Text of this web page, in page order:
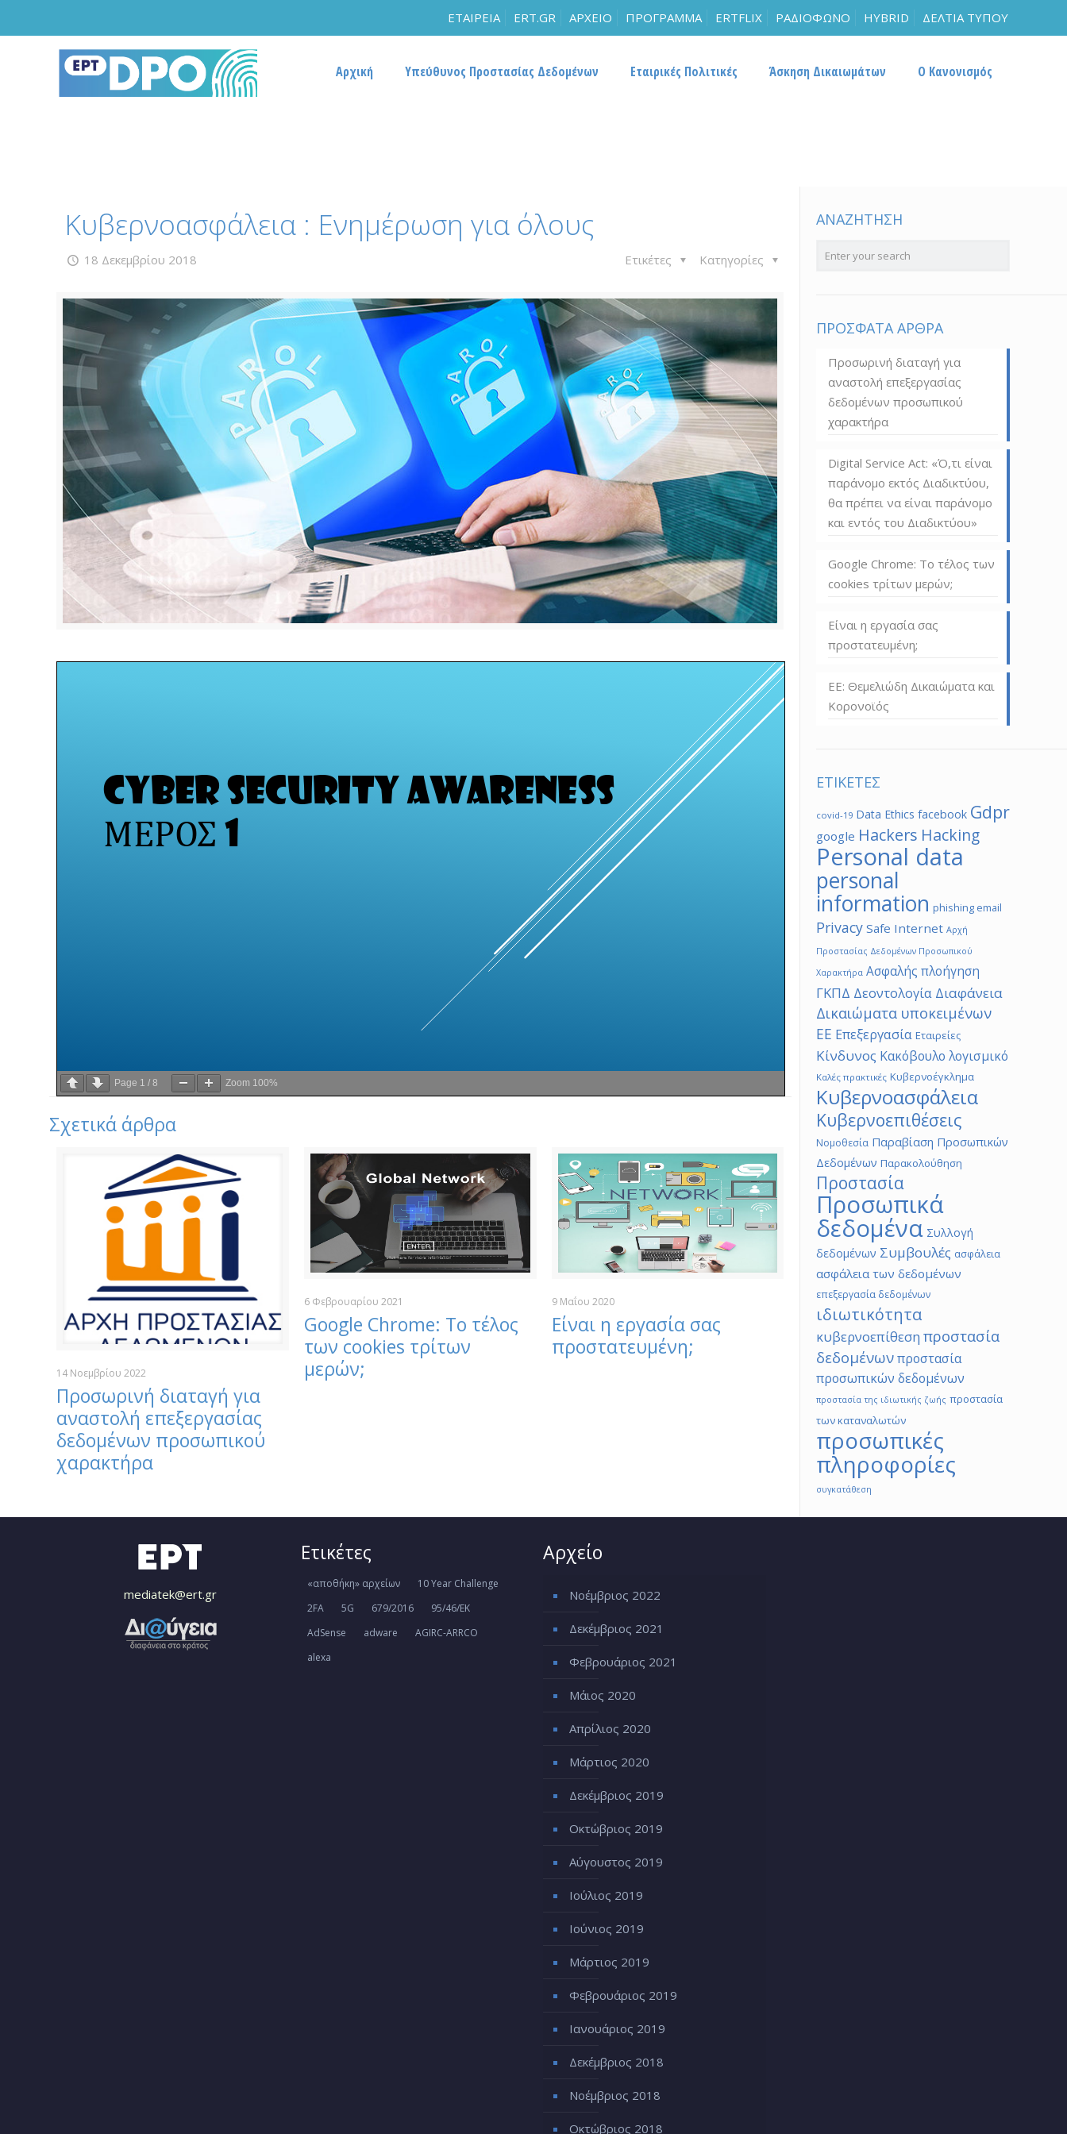
ΕΤΑΙΡΕΙΑ ERT.GR ΑΡΧΕΙΟ ΠΡΟΓΡΑΜΜΑ ERTFLIX ΡΑΔΙΟΦΩΝΟ HYBRID ΔΕΛΤΙΑ ΤΥΠΟΥ
Αρχική Υπεύθυνος Προστασίας Δεδομένων Εταιρικές Πολιτικές Άσκηση Δικαιωμάτων Ο Κανονισμός
Κυβερνοασφάλεια : Ενημέρωση για όλους
18 Δεκεμβρίου 2018 Κατηγορίες
Ετικέτες
Page 1 /8 Zoom 100%
Σχετικά άρθρα
14 Νοεμβρίου 2022
Προσωρινή διαταγή για
αναστολή επεξεργασίας
δεδομένων προσωπικού
χαρακτήρα
6 Φεβρουαρίου 2021
Google Chrome: Το τέλος
των cookies τρίτων
μερών;
9 Μαΐου 2020
Είναι η εργασία σας
προστατευμένη;
ΑΝΑΖΗΤΗΣΗ
ΠΡΟΣΦΑΤΑ ΑΡΘΡΑ
Προσωρινή διαταγή για
αναστολή επεξεργασίας
δεδομένων προσωπικού
χαρακτήρα
Digital Service Act: «Ό,τι είναι
παράνομο εκτός Διαδικτύου,
θα πρέπει να είναι παράνομο
και εντός του Διαδικτύου»
Google Chrome: Το τέλος των
cookies τρίτων μερών;
Είναι η εργασία σας
προστατευμένη;
ΕΕ: Θεμελιώδη Δικαιώματα και
Κορονοϊός
ΕΤΙΚΕΤΕΣ
covid-19 Data Ethics facebook Gdpr
google Hackers Hacking
Personal data
personal
information phishing email
Privacy Safe Internet Αρχή
Προστασίας Δεδομένων Προσωπικού
Χαρακτήρα Ασφαλής πλοήγηση
ΓΚΠΔ Δεοντολογία Διαφάνεια
Δικαιώματα υποκειμένων
ΕΕ Επεξεργασία Εταιρείες
Κίνδυνος Κακόβουλο λογισμικό
Καλές πρακτικές Κυβερνοέγκλημα
Κυβερνοασφάλεια
Κυβερνοεπιθέσεις
Νομοθεσία Παραβίαση Προσωπικών
Δεδομένων Παρακολούθηση
Προστασία
Προσωπικά
δεδομένα Συλλογή
δεδομένων Συμβουλές ασφάλεια
ασφάλεια των δεδομένων
επεξεργασία δεδομένων
ιδιωτικότητα
κυβερνοεπίθεση προστασία
δεδομένωνπροστασία
προσωπικών δεδομένων
προστασία της ιδιωτικής ζωής προστασία
των καταναλωτών
προσωπικές
πληροφορίες
συγκατάθεση
mediatek@ert.gr
Ετικέτες
«αποθήκη» αρχείων
10 Year Challenge
2FA
5G 679/2016
95/46/ΕΚ
AdSense
adware
AGIRC-ARRCO
alexa
Αρχείο
Νοέμβριος 2022
Δεκέμβριος 2021
Φεβρουάριος 2021
Μάιος 2020
Απρίλιος 2020
Μάρτιος 2020
Δεκέμβριος 2019
Οκτώβριος 2019
Αύγουστος 2019
Ιούλιος 2019
Ιούνιος 2019
Μάρτιος 2019
Φεβρουάριος 2019
Ιανουάριος 2019
Δεκέμβριος 2018
Νοέμβριος 2018
Οκτώβριος 2018